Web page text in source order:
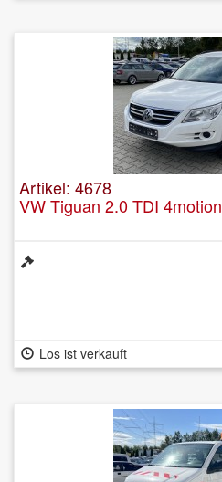
Artikel: 4678
VW Tiguan 2.0 TDI 4motion
Los ist verkauft